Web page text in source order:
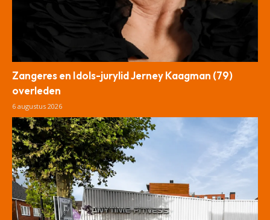
Zangeres en Idols-jurylid Jerney Kaagman (79)
overleden
6 augustus 2026